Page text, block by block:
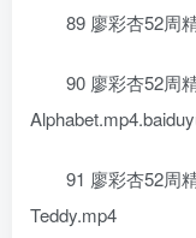
89 廖彩杏52周
90 廖彩杏52周
91 廖彩杏52周
Teddy.mp4